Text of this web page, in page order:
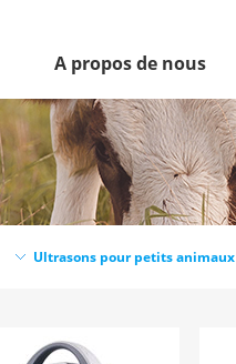
A propos de nous
Ultrasons pour petits animaux